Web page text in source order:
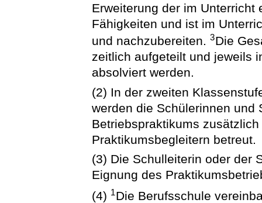
Erweiterung der im Unterricht
Fähigkeiten und ist im
und nachzubereiten.3Die
zeitlich aufgeteilt und jeweils
absolviert werden.
(2) In der zweiten
werden die Schülerinnen und
Betriebspraktikums
Praktikumsbegleitern betreut.
(3) Die Schulleiterin oder der
Eignung des
(4) 1Die Berufsschule